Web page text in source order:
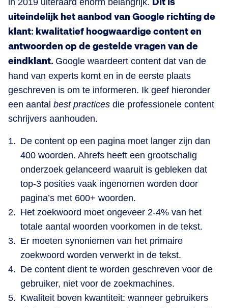
Dit is
uiteindelijk het aanbod van Google richting de
klant: kwalitatief hoogwaardige content en
antwoorden op de gestelde vragen van de
eindklant. Google waardeert content dat van de
hand van experts komt en in de eerste plaats
geschreven is om te informeren. Ik geef hieronder
een aantal best practices die professionele content
schrijvers aanhouden.
De content op een pagina moet langer zijn dan
400 woorden. Ahrefs heeft een grootschalig
onderzoek gelanceerd waaruit is gebleken dat
top-3 posities vaak ingenomen worden door
pagina’s met 600+ woorden.
Het zoekwoord moet ongeveer 2-4% van het
totale aantal woorden voorkomen in de tekst.
Er moeten synoniemen van het primaire
zoekwoord worden verwerkt in de tekst.
De content dient te worden geschreven voor de
gebruiker, niet voor de zoekmachines.
Kwaliteit boven kwantiteit: wanneer gebruikers